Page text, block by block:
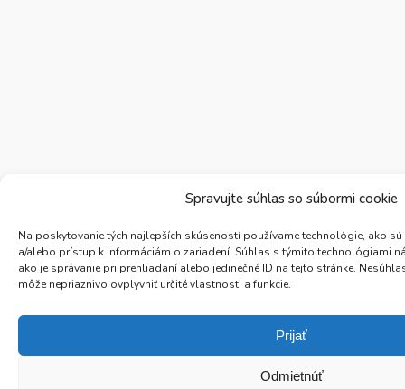
Spravujte súhlas so súbormi cookie
Na poskytovanie tých najlepších skúseností používame technológie, ako
a/alebo prístup k informáciám o zariadení. Súhlas s týmito technológiami
ako je správanie pri prehliadaní alebo jedinečné ID na tejto stránke.
môže nepriaznivo ovplyvniť určité vlastnosti a funkcie.
Prijať
Odmietnúť